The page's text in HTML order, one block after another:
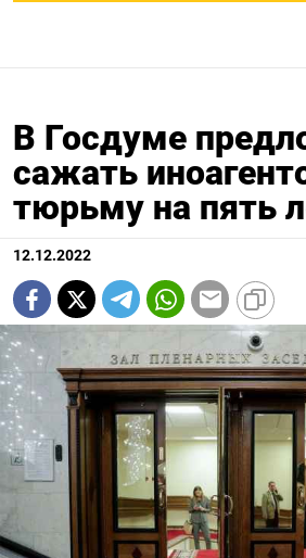
В Госдуме
сажать
тюрьму на пять
12.12.2022